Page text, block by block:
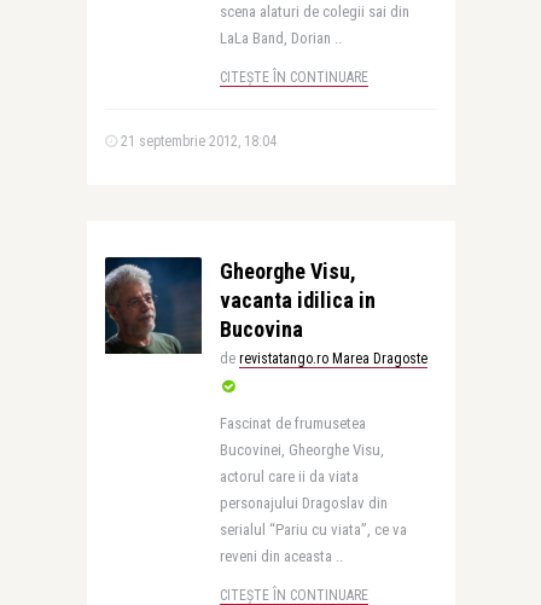
scena alaturi de colegii sai din
LaLa Band, Dorian ..
CITEȘTE ÎN CONTINUARE
21 septembrie 2012, 18:04
Gheorghe Visu,
vacanta idilica in
Bucovina
de revistatango.ro Marea Dragoste
Fascinat de frumusetea
Bucovinei, Gheorghe Visu,
actorul care ii da viata
personajului Dragoslav din
serialul “Pariu cu viata”, ce va
reveni din aceasta ..
CITEȘTE ÎN CONTINUARE